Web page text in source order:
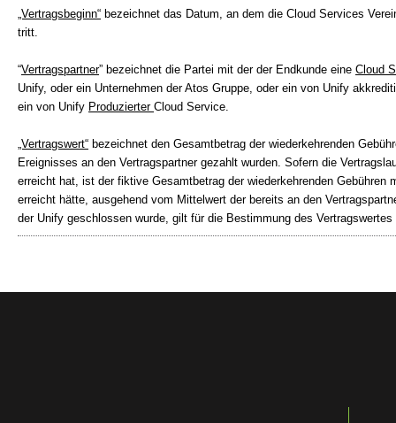
„Vertragsbeginn“ bezeichnet das Datum, an dem die Cloud Services
tritt.
“Vertragspartner” bezeichnet die Partei mit der der Endkunde eine Cloud
Unify, oder ein Unternehmen der Atos Gruppe, oder ein von Unify
ein von Unify Produzierter Cloud Service.
„Vertragswert“ bezeichnet den Gesamtbetrag der wiederkehrenden
Ereignisses an den Vertragspartner gezahlt wurden. Sofern die
erreicht hat, ist der fiktive Gesamtbetrag der wiederkehrenden
erreicht hätte, ausgehend vom Mittelwert der bereits an den
der Unify geschlossen wurde, gilt für die Bestimmung des